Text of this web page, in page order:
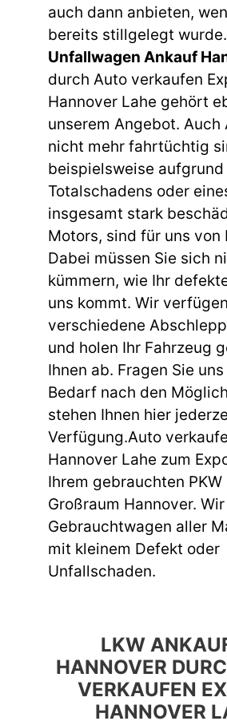
auch dann anbieten,
bereits stillgelegt
Unfallwagen Ankauf
durch Auto verkaufen
Hannover Lahe gehört
unserem Angebot. Auch
nicht mehr fahrtüchtig
beispielsweise aufgrund
Totalschadens oder
insgesamt stark
Motors, sind für uns von
Dabei müssen Sie sich
kümmern, wie Ihr
uns kommt. Wir
verschiedene
und holen Ihr Fahrzeug
Ihnen ab. Fragen Sie
Bedarf nach den
stehen Ihnen hier
Verfügung.Auto
Hannover Lahe zum
Ihrem gebrauchten PKW
Großraum Hannover.
Gebrauchtwagen aller
mit kleinem Defekt oder
Unfallschaden.
LKW
HANNOVER
VERKAUFEN
HANNOVER